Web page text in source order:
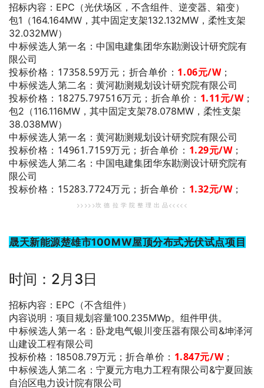
招标内容：EPC（光伏场区，不含组件、逆变器、箱变）
包1（164.164MW，其中固定支架132.132MW，柔性支架
32.032MW）
中标候选人第一名 ：中国电建集团华东勘测设计研究院有
限公司
投标价格：17358.59万元；折合单价： 1.06元/W ；
中标候选人第二名 ：黄河勘测规划设计研究院有限公司
投标价格： 18275.797516万元； 折合单价： 1.11元/W ；
包2（116.116MW，其中固定支架78.078MW，柔性支架
38.038MW）
中标候选人第一名 ：黄河勘测规划设计研究院有限公司
投标价格：14961.7159万元；折合单价： 1.29元/W ；
中标候选人第二名 ：中国电建集团华东勘测设计研究院有
限公司
投标价格： 15283.7724万元； 折合单价： 1.32元/W ；
>>>>>坎 德 拉 学 院 整 理 出 品<<<<<
晟天新能源楚雄市100MW屋顶分布式光伏试点项目
时间：2月3日
招标内容：EPC（不含组件）
内容说明：项目规划容量100.235MWp。组件甲供。
中标候选人第一名 ：卧龙电气银川变压器有限公司&坤泽河
山建设工程有限公司
投标价格：18508.79万元； 折合单价： 1.847元/W ；
中标候选人第二名 ：宁夏元方电力工程有限公司&宁夏回族
自治区电力设计院有限公司